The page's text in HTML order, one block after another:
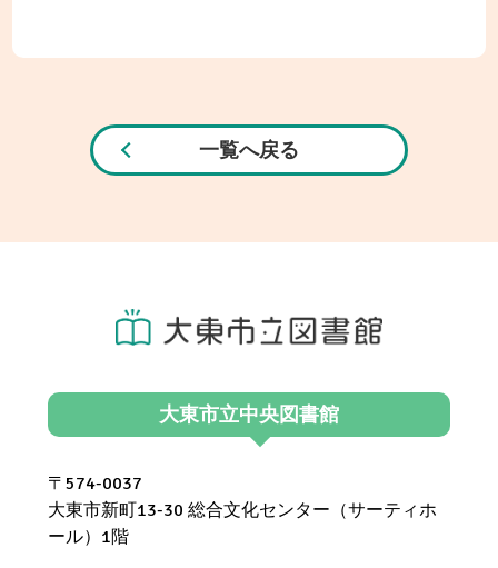
一覧へ戻る
大東市立中央図書館
〒574-0037
大東市新町13-30 総合文化センター（サーティホ
ール）1階